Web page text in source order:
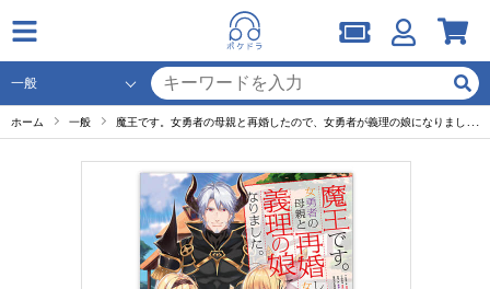
ホーム 一般 魔王です。女勇者の母親と再婚したので、女勇者が義理の娘になりました。 セット